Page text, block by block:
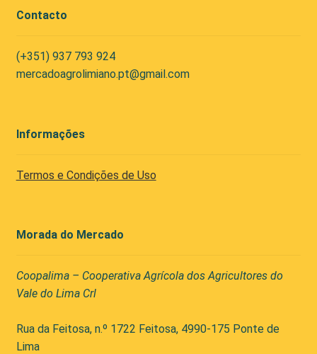
Contacto
(+351) 937 793 924
mercadoagrolimiano.pt@gmail.com
Informações
Termos e Condições de Uso
Morada do Mercado
Coopalima – Cooperativa Agrícola dos Agricultores do
Vale do Lima Crl
Rua da Feitosa, n.º 1722 Feitosa, 4990-175 Ponte de
Lima